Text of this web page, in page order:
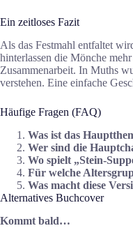
Ein zeitloses Fazit
Als das Festmahl entfaltet
hinterlassen die Mönche
Zusammenarbeit. In Muths
verstehen. Eine einfache
Häufige Fragen (FAQ)
Was ist das
Wer sind die
Wo spielt „Stein-
Für welche
Was macht diese
Alternatives Buchcover
Kommt bald…